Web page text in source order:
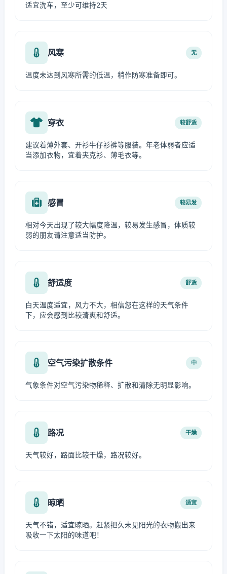
适宜洗车，至少可维持2天
风寒 无
温度未达到风寒所需的低温，稍作防寒准备即可。
穿衣 较舒适
建议着薄外套、开衫牛仔衫裤等服装。年老体弱者应适
当添加衣物，宜着夹克衫、薄毛衣等。
感冒 较易发
相对今天出现了较大幅度降温，较易发生感冒，体质较
弱的朋友请注意适当防护。
舒适度 舒适
白天温度适宜，风力不大，相信您在这样的天气条件
下，应会感到比较清爽和舒适。
空气污染扩散条件 中
气象条件对空气污染物稀释、扩散和清除无明显影响。
路况 干燥
天气较好，路面比较干燥，路况较好。
晾晒 适宜
天气不错，适宜晾晒。赶紧把久未见阳光的衣物搬出来
吸收一下太阳的味道吧！